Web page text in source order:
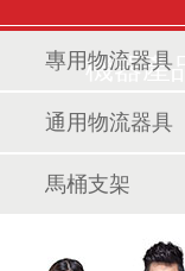
機器產品
專用物流器具
通用物流器具
馬桶支架